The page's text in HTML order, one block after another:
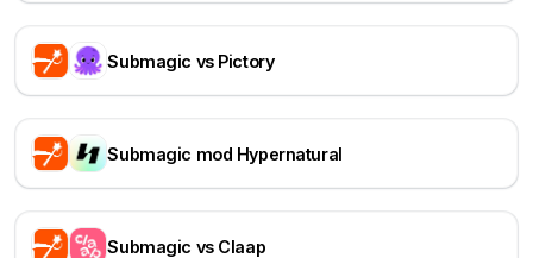
Submagic vs Pictory
Submagic mod Hypernatural
Submagic vs Claap